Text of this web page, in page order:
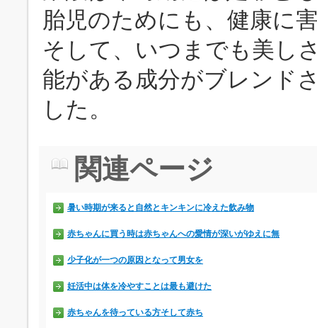
胎児のためにも、健康に
そして、いつまでも美し
能がある成分がブレンド
した。
関連ページ
暑い時期が来ると自然とキンキンに冷えた飲み物
赤ちゃんに買う時は赤ちゃんへの愛情が深いがゆえに無
少子化が一つの原因となって男女を
妊活中は体を冷やすことは最も避けた
赤ちゃんを待っている方そして赤ち